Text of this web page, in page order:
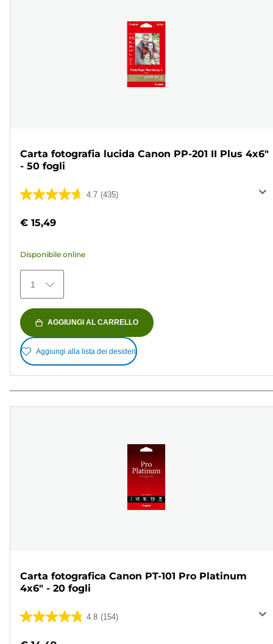
Carta fotografia lucida Canon PP-201 II Plus 4x6"
- 50 fogli
4.7 (435)
4.7
5
435
recensioni
€ 15,49
Disponibile online
1
AGGIUNGI AL CARRELLO
Aggiungi alla lista dei desideri
Carta fotografica Canon PT-101 Pro Platinum
4x6" - 20 fogli
4.8 (154)
4.8